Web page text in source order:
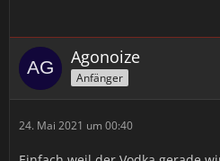
Agonoize
Anfänger
24. Mai 2021 um 00:40